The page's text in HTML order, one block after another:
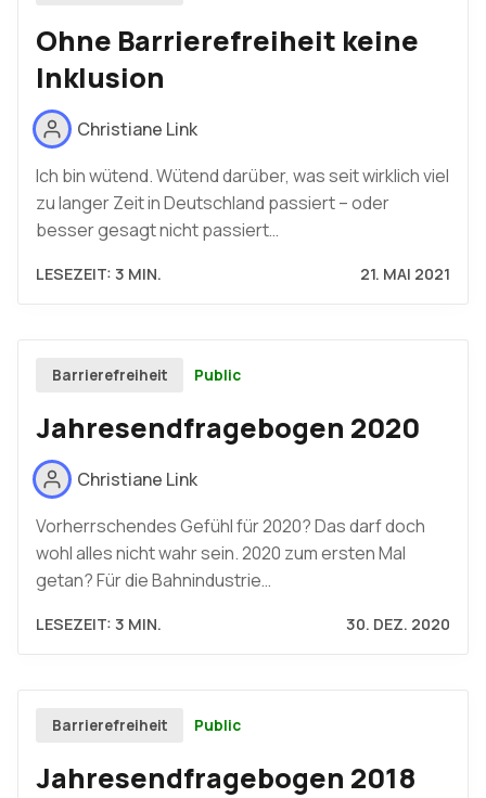
Ohne Barrierefreiheit keine
Inklusion
Christiane Link
Ich bin wütend. Wütend darüber, was seit wirklich viel
zu langer Zeit in Deutschland passiert – oder
besser gesagt nicht passiert…
LESEZEIT: 3 MIN. 21. MAI 2021
Barrierefreiheit Public
Jahresendfragebogen 2020
Christiane Link
Vorherrschendes Gefühl für 2020? Das darf doch
wohl alles nicht wahr sein. 2020 zum ersten Mal
getan? Für die Bahnindustrie…
LESEZEIT: 3 MIN. 30. DEZ. 2020
Barrierefreiheit Public
Jahresendfragebogen 2018